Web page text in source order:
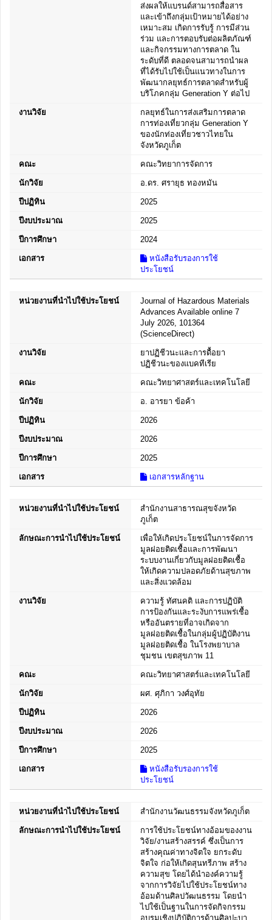
ส่งผลให้แบรนด์สามารถสื่อสาร
และเข้าถึงกลุ่มเป้าหมายได้อย่าง
เหมาะสม เกิดการรับรู้ การมีส่วน
ร่วม และการตอบรับต่อผลิตภัณฑ์
และกิจกรรมทางการตลาด ใน
ระดับที่ดี ตลอดจนสามารถนำผล
ที่ได้รับไปใช้เป็นแนวทางในการ
พัฒนากลยุทธ์การตลาดสำหรับผู้
บริโภคกลุ่ม Generation Y ต่อไป
งานวิจัย
กลยุทธ์ในการส่งเสริมการตลาด
การท่องเที่ยวกลุ่ม Generation Y
ของนักท่องเที่ยวชาวไทยใน
จังหวัดภูเก็ต
คณะ คณะวิทยาการจัดการ
นักวิจัย อ.ดร. ศรายุธ ทองหมัน
ปีปฏิทิน 2025
ปีงบประมาณ 2025
ปีการศึกษา 2024
เอกสาร
หนังสือรับรองการใช้
ประโยชน์
หน่วยงานที่นำไปใช้ประโยชน์
Journal of Hazardous Materials
Advances Available online 7
July 2026, 101364
(ScienceDirect)
งานวิจัย
ยาปฏิชีวนะและการดื้อยา
ปฏิชีวนะของแบคทีเรีย
คณะ คณะวิทยาศาสตร์และเทคโนโลยี
นักวิจัย อ. อารยา ข้อค้า
ปีปฏิทิน 2026
ปีงบประมาณ 2026
ปีการศึกษา 2025
เอกสาร เอกสารหลักฐาน
หน่วยงานที่นำไปใช้ประโยชน์
สำนักงานสาธารณสุขจังหวัด
ภูเก็ต
ลักษณะการนำไปใช้ประโยชน์
เพื่อให้เกิดประโยชน์ในการจัดการ
มูลฝอยติดเชื้อและการพัฒนา
ระบบงานเกี่ยวกับมูลฝอยติดเชื้อ
ให้เกิดความปลอดภัยด้านสุขภาพ
และสิ่งแวดล้อม
งานวิจัย
ความรู้ ทัศนคติ และการปฏิบัติ
การป้องกันและระงับการแพร่เชื้อ
หรืออันตรายที่อาจเกิดจาก
มูลฝอยติดเชื้อในกลุ่มผู้ปฏิบัติงาน
มูลฝอยติดเชื้อ ในโรงพยาบาล
ชุมชน เขตสุขภาพ 11
คณะ คณะวิทยาศาสตร์และเทคโนโลยี
นักวิจัย ผศ. ศุภิกา วงศ์อุทัย
ปีปฏิทิน 2026
ปีงบประมาณ 2026
ปีการศึกษา 2025
เอกสาร
หนังสือรับรองการใช้
ประโยชน์
หน่วยงานที่นำไปใช้ประโยชน์ สำนักงานวัฒนธรรมจังหวัดภูเก็ต
ลักษณะการนำไปใช้ประโยชน์
การใช้ประโยชน์ทางอ้อมของงาน
วิจัย/งานสร้างสรรค์ ซึ่งเป็นการ
สร้างคุณค่าทางจิตใจ ยกระดับ
จิตใจ ก่อให้เกิดสุนทรีภาพ สร้าง
ความสุข โดยได้นำองค์ความรู้
จากการวิจัยไปใช้ประโยชน์ทาง
อ้อมด้านศิลปวัฒนธรรม โดยนำ
ไปใช้เป็นฐานในการจัดกิจกรรม
อบรมเชิงปฏิบัติการด้านศิลปะบา